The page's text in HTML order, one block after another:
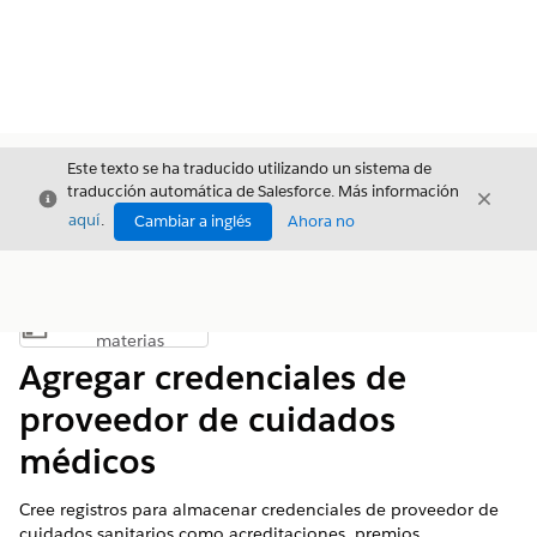
Cerrar
Este texto se ha traducido utilizando un sistema de
traducción automática de Salesforce. Más información
aquí. Cambiar a inglés Ahora no
Cerrar
Mostrar índice de materias
materias
Agregar credenciales de
proveedor de cuidados
médicos
Cree registros para almacenar credenciales de proveedor de